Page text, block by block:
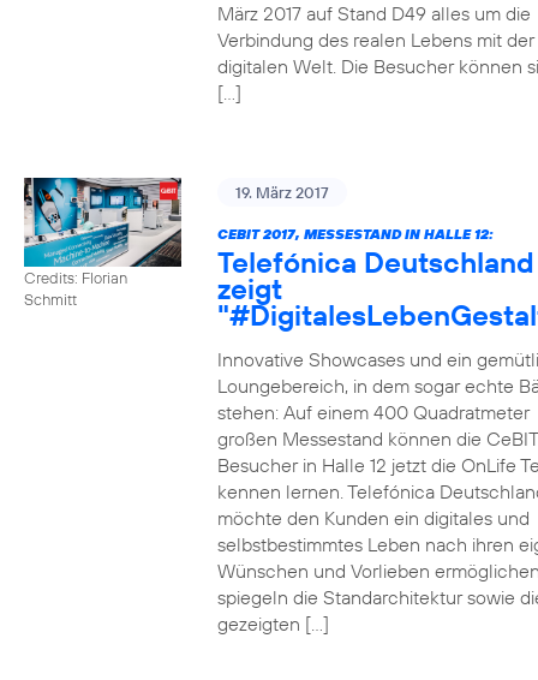
März 2017 auf Stand D49 alles um die
Verbindung des realen Lebens mit der
digitalen Welt. Die Besucher können
[…]
Credits: Florian
Schmitt
19. März 2017
CEBIT 2017, MESSESTAND IN HALLE 12:
Telefónica Deutschland
zeigt
Innovative Showcases und ein
Loungebereich, in dem sogar echte
stehen: Auf einem 400 Quadratmeter
großen Messestand können die CeBIT
Besucher in Halle 12 jetzt die OnLife
kennen lernen. Telefónica
möchte den Kunden ein digitales und
selbstbestimmtes Leben nach ihren
Wünschen und Vorlieben
spiegeln die Standarchitektur sowie
gezeigten […]